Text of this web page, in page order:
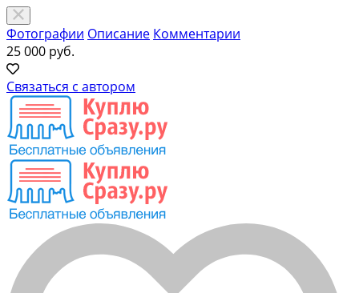
Фотографии Описание Комментарии
25 000 руб.
Связаться с автором